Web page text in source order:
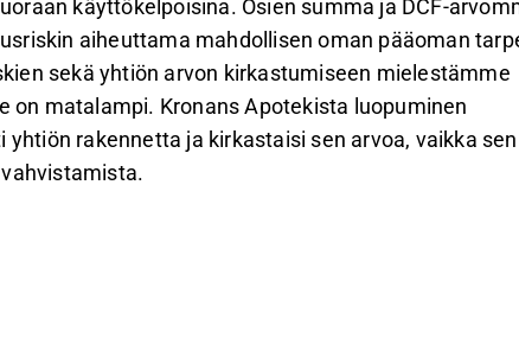
käyttökelpoisina. Osien summa ja DCF-
aiheuttama mahdollisen oman pääoman
sekä yhtiön arvon kirkastumiseen mielestämme
matalampi. Kronans Apotekista luopuminen
rakennetta ja kirkastaisi sen arvoa, vaikka sen